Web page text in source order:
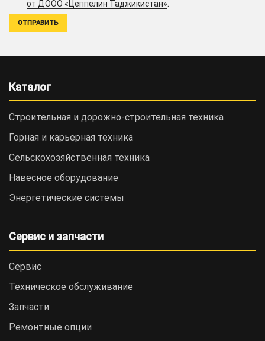
от ДООО «Цеппелин Таджикистан».
Каталог
Строительная и дорожно-cтроительная техника
Горная и карьерная техника
Сельскохозяйственная техника
Навесное оборудование
Энергетические системы
Сервис и запчасти
Сервис
Техническое обслуживание
Запчасти
Ремонтные опции